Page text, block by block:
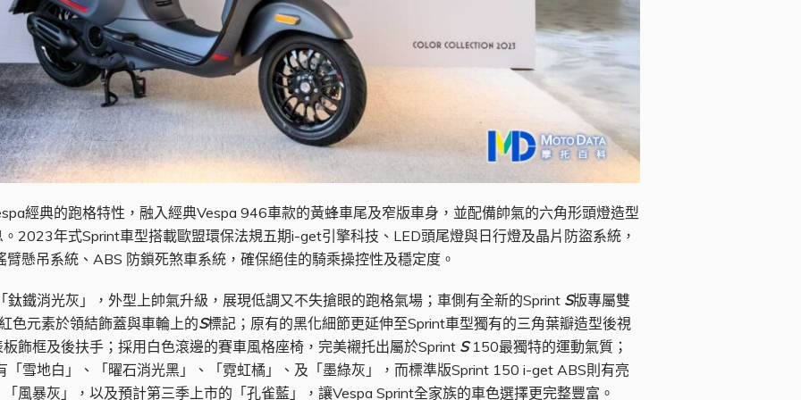
經典的跑格特性，融入經典Vespa 946車款的黃蜂車尾及窄版車身，並配備帥氣的六角形頭燈造型
2023年式Sprint車型搭載歐盟環保法規五期i-get引擎科技、LED頭尾燈與日行燈及晶片防盜系統，
懸吊系統、ABS 防鎖死煞車系統，確保絕佳的騎乘操控性及穩定度。
鐵消光灰」，外型上帥氣升級，展現低調又不失搶眼的跑格氣場；車側有全新的Sprint S版專屬雙
色元素於領結飾蓋與車輪上的S標記；原有的黑化細節更延伸至Sprint車型獨有的三角葉瓣造型後視
飾框及後扶手；採用白色滾邊的賽車風格座椅，完美襯托出屬於Sprint S150最獨特的運動氣質；
雪地白」、「曜石消光黑」、「霓虹橘」、及「墨綠灰」，而標準版Sprint 150 i-get ABS則有亮
風暴灰」，以及預計第三季上市的「孔雀藍」，讓Vespa Sprint全家族的車色選擇更完整豐富。